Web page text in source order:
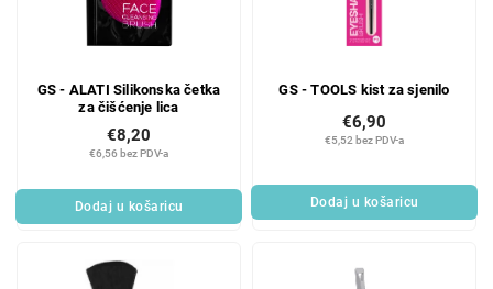
GS - ALATI Silikonska četka
za čišćenje lica
€6,56 bez PDV-a
€8,20
Dodaj u košaricu
GS - TOOLS kist za sjenilo
€5,52 bez PDV-a
€6,90
Dodaj u košaricu